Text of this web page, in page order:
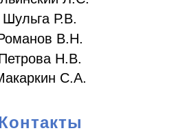
Шульга Р.В.
В.Н.
Н.В.
С.А.